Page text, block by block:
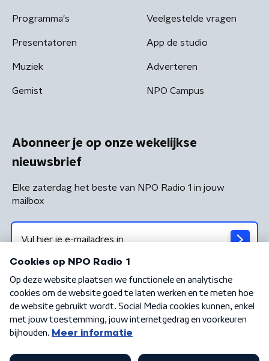
Programma's
Presentatoren
Muziek
Gemist
Veelgestelde vragen
App de studio
Adverteren
NPO Campus
Abonneer je op onze wekelijkse
nieuwsbrief
Elke zaterdag het beste van NPO Radio 1 in jouw
mailbox
Algemene voorwaarden